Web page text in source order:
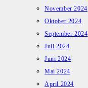
November 2024
Oktober 2024
September 2024
Juli 2024
Juni 2024
Mai 2024
April 2024